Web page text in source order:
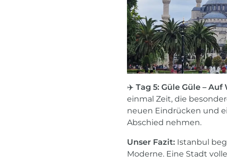
✈️ Tag 5: Güle Güle –
einmal Zeit, die
neuen Eindrücken und
Abschied nehmen.
Unser Fazit:Istanbul
Moderne. Eine Stadt